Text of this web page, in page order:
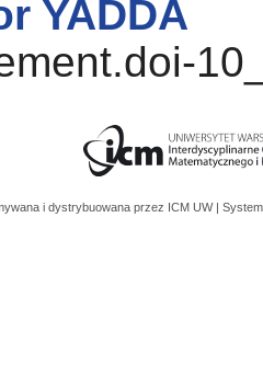
YADDA
i dystrybuowana przez ICM UW |